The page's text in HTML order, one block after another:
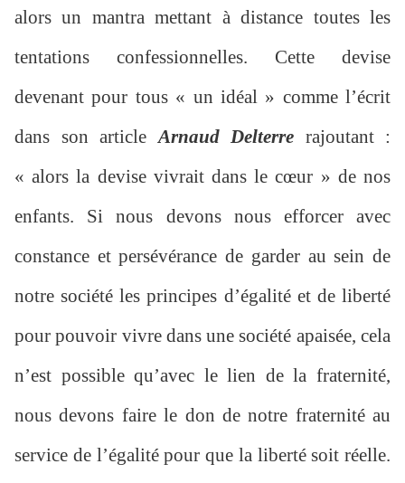
alors un mantra mettant à distance toutes les
tentations confessionnelles. Cette devise
devenant pour tous « un idéal » comme l’écrit
dans son articleArnaud Delterre rajoutant :
« alors la devise vivrait dans le cœur » de nos
enfants. Si nous devons nous efforcer avec
constance et persévérance de garder au sein de
notre société les principes d’égalité et de liberté
pour pouvoir vivre dans une société apaisée, cela
n’est possible qu’avec le lien de la fraternité,
nous devons faire le don de notre fraternité au
service de l’égalité pour que la liberté soit réelle.